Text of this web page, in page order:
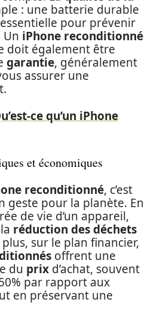
: une batterie durable
pour prévenir
Un iPhone reconditionné
doit également être
garantie, généralement
assurer une
ce qu’un iPhone
et économiques
reconditionné, c’est
geste pour la planète. En
de vie d’un appareil,
réduction des déchets
plus, sur le plan financier,
offrent une
du prix d’achat, souvent
par rapport aux
en préservant une